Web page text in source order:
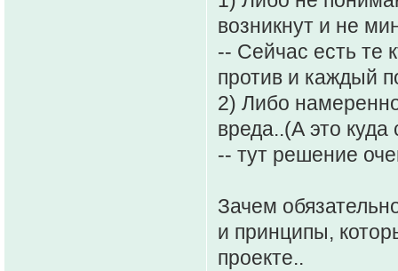
возникнут и не
-- Сейчас есть те
против и каждый
2) Либо
вреда..(А это куда
-- тут решение
Зачем
и принципы,
проекте..